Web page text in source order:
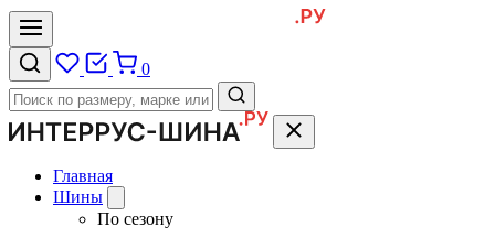
0
Главная
Шины
По сезону